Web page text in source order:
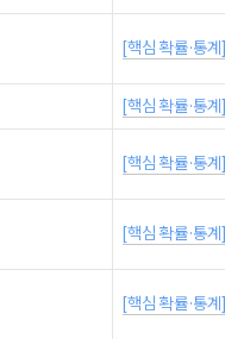
[핵심 확률·통계]
[핵심 확률·통계]
[핵심 확률·통계]
[핵심 확률·통계]
[핵심 확률·통계]